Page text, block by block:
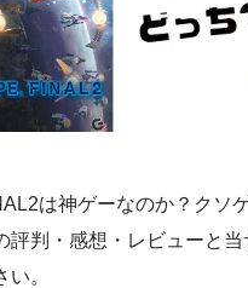
は神ゲーなのか？クソ
評判・感想・レビューと
。